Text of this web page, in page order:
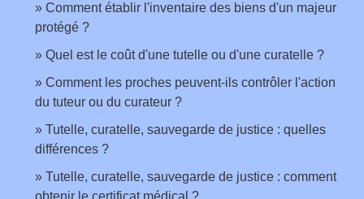
Comment établir l'inventaire des biens d'un majeur
protégé ?
Quel est le coût d'une tutelle ou d'une curatelle ?
Comment les proches peuvent-ils contrôler l'action
du tuteur ou du curateur ?
Tutelle, curatelle, sauvegarde de justice : quelles
différences ?
Tutelle, curatelle, sauvegarde de justice : comment